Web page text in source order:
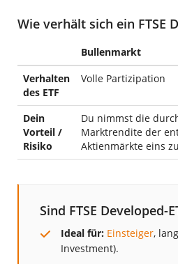
Wie verhält sich ein FTSE
Bullenmarkt
Verhalten
des ETF
Volle Partizipation
Dein
Vorteil /
Risiko
Du nimmst die
Marktrendite der
Aktienmärkte eins
Sind FTSE Developed-
Ideal für: Einsteiger,
Investment).